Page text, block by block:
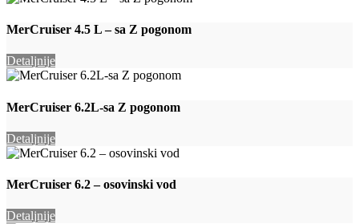
MerCruiser 4.5 L – sa Z pogonom
Detaljnije
MerCruiser 6.2L-sa Z pogonom
Detaljnije
MerCruiser 6.2 – osovinski vod
Detaljnije